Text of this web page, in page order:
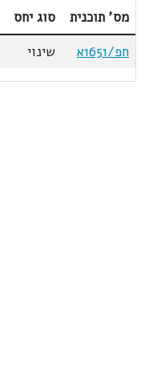
מס' תוכנית סוג יחס
חפ/1651א
שינוי